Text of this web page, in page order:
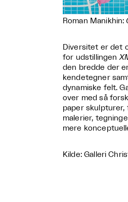
Roman Manikhin:
Diversitet er det
for udstillingen
den bredde der
kendetegner
dynamiske felt.
over med så
paper skulpturer,
malerier,
mere
Kilde: Galleri